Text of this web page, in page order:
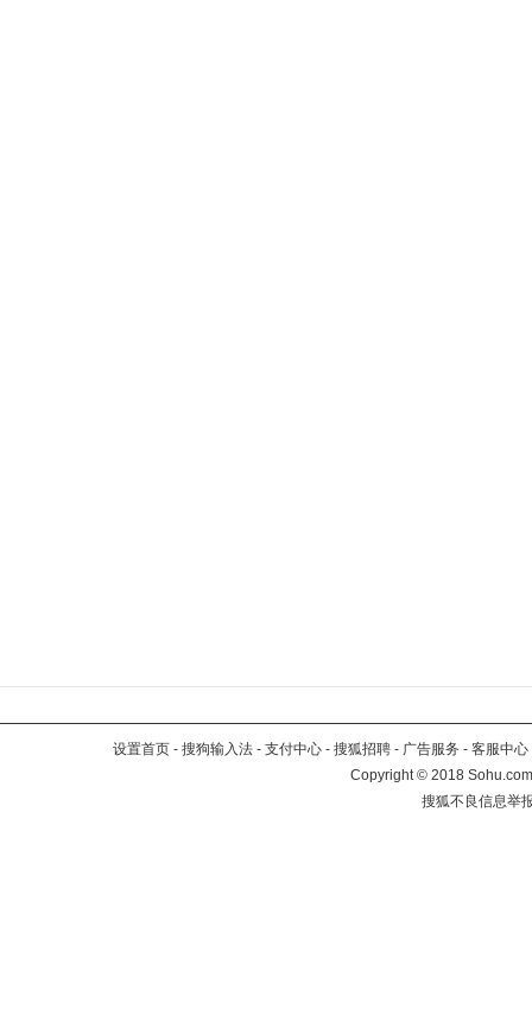
设置首页 - 搜狗输入法 - 支付中心 - 搜狐招聘 - 广告服务 - 客服中心
Copyright©2018
搜狐不良信息举